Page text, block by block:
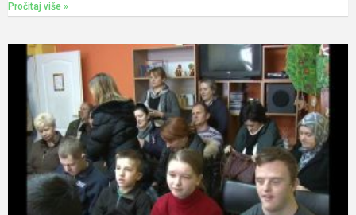
Pročitaj više »